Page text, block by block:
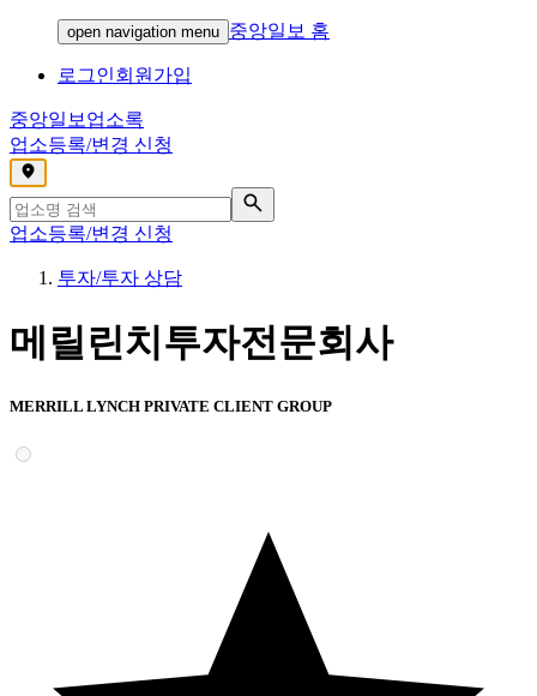
open navigation menu 중앙일보 홈
로그인회원가입
중앙일보 업소록
업소등록/변경 신청
,
업소등록/변경 신청
투자/투자 상담
메릴린치투자전문회사
MERRILL LYNCH PRIVATE CLIENT GROUP